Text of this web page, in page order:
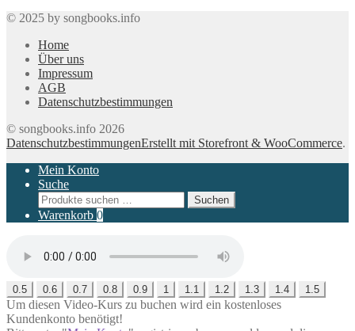
© 2025 by songbooks.info
Home
Über uns
Impressum
AGB
Datenschutzbestimmungen
© songbooks.info 2026
DatenschutzbestimmungenErstellt mit Storefront & WooCommerce.
Mein Konto
Suche
Suchen
nach:
Suchen
Warenkorb 0
0.5 0.6 0.7 0.8 0.9 1 1.1 1.2 1.3 1.4 1.5
Um diesen Video-Kurs zu buchen wird ein kostenloses
Kundenkonto benötigt!